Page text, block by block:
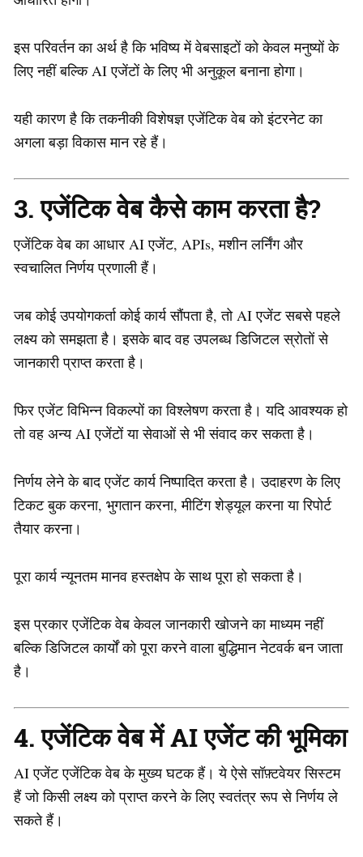
इस परिवर्तन का अर्थ है कि भविष्य में वेबसाइटों को केवल मनुष्यों के
लिए नहीं बल्कि AI एजेंटों के लिए भी अनुकूल बनाना होगा।
यही कारण है कि तकनीकी विशेषज्ञ एजेंटिक वेब को इंटरनेट का
अगला बड़ा विकास मान रहे हैं।
3. एजेंटिक वेब कैसे काम करता है?
एजेंटिक वेब का आधार AI एजेंट, APIs, मशीन लर्निंग और
स्वचालित निर्णय प्रणाली हैं।
जब कोई उपयोगकर्ता कोई कार्य सौंपता है, तो AI एजेंट सबसे पहले
लक्ष्य को समझता है। इसके बाद वह उपलब्ध डिजिटल स्रोतों से
जानकारी प्राप्त करता है।
फिर एजेंट विभिन्न विकल्पों का विश्लेषण करता है। यदि आवश्यक हो
तो वह अन्य AI एजेंटों या सेवाओं से भी संवाद कर सकता है।
निर्णय लेने के बाद एजेंट कार्य निष्पादित करता है। उदाहरण के लिए
टिकट बुक करना, भुगतान करना, मीटिंग शेड्यूल करना या रिपोर्ट
तैयार करना।
पूरा कार्य न्यूनतम मानव हस्तक्षेप के साथ पूरा हो सकता है।
इस प्रकार एजेंटिक वेब केवल जानकारी खोजने का माध्यम नहीं
बल्कि डिजिटल कार्यों को पूरा करने वाला बुद्धिमान नेटवर्क बन जाता
है।
4. एजेंटिक वेब में AI एजेंट की भूमिका
AI एजेंट एजेंटिक वेब के मुख्य घटक हैं। ये ऐसे सॉफ़्टवेयर सिस्टम
हैं जो किसी लक्ष्य को प्राप्त करने के लिए स्वतंत्र रूप से निर्णय ले
सकते हैं।